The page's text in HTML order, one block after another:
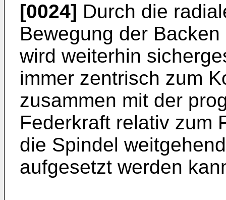
[0024] Durch die
Bewegung der
wird weiterhin
immer zentrisch zum
zusammen mit der
Federkraft relativ zum
die Spindel
aufgesetzt werden